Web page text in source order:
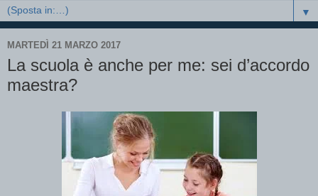
▼
MARTEDÌ 21 MARZO 2017
La scuola è anche per me: sei d’accordo
maestra?